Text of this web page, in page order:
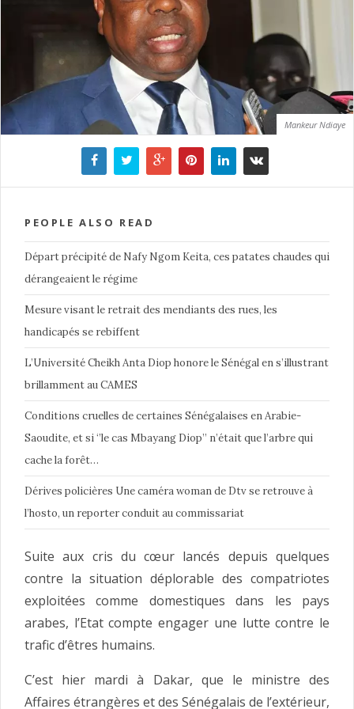
Mankeur Ndiaye
PEOPLE ALSO READ
Départ précipité de Nafy Ngom Keita, ces patates chaudes qui
dérangeaient le régime
Mesure visant le retrait des mendiants des rues, les
handicapés se rebiffent
L’Université Cheikh Anta Diop honore le Sénégal en s’illustrant
brillamment au CAMES
Conditions cruelles de certaines Sénégalaises en Arabie-
Saoudite, et si ‘’le cas Mbayang Diop’’ n’était que l’arbre qui
cache la forêt…
Dérives policières Une caméra woman de Dtv se retrouve à
l’hosto, un reporter conduit au commissariat
Suite aux cris du cœur lancés depuis quelques
contre la situation déplorable des compatriotes
exploitées comme domestiques dans les pays
arabes, l’Etat compte engager une lutte contre le
trafic d’êtres humains.
C’est hier mardi à Dakar, que le ministre des
Affaires étrangères et des Sénégalais de l’extérieur,